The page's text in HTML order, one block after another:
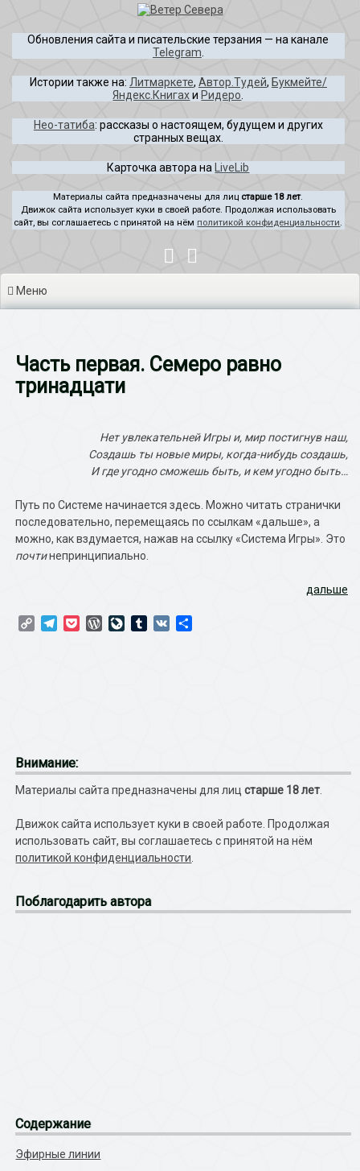
содержимому
Обновления сайта и писательские терзания — на канале
Telegram
Истории также на: Литмаркете, Автор.Тудей, Букмейте/
Яндекс.Книгахи Ридеро
Нео-татиба: рассказы о настоящем, будущем и других
странных вещах.
Карточка автора на LiveLib
Материалы сайта предназначены для лиц старше 18 лет.
Движок сайта использует куки в своей работе. Продолжая использовать
сайт, вы соглашаетесь с принятой на нём политикой конфиденциальности.
Меню
Часть первая. Семеро равно
тринадцати
Нет увлекательней Игры и, мир постигнув наш,
Создашь ты новые миры, когда-нибудь создашь,
И где угодно сможешь быть, и кем угодно быть…
Путь по Системе начинается здесь. Можно читать странички
последовательно, перемещаясь по ссылкам «дальше», а
можно, как вздумается, нажав на ссылку «Система Игры». Это
почтинепринципиально.
дальше
Copy TelegramPocketWordPress
LiveJournal
Tumblr
VK
Внимание:
Материалы сайта предназначены для лицстарше 18 лет
Движок сайта использует куки в своей работе. Продолжая
использовать сайт, вы соглашаетесь с принятой на нём
политикой конфиденциальности
Поблагодарить автора
Содержание
Эфирные линии